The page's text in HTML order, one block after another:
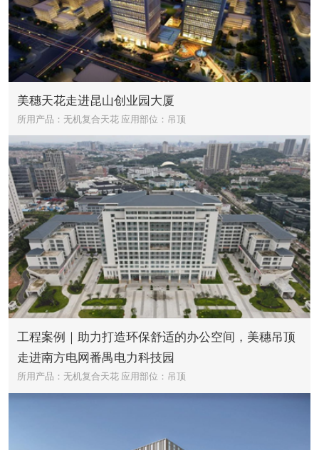
美穗天花走进昆山创业园大厦
所用产品：无机复合天花 应用部位：吊顶
工程案例｜助力打造环保舒适的办公空间，美穗吊顶
走进南方电网番禺电力科技园
所用产品：无机复合天花 应用部位：吊顶